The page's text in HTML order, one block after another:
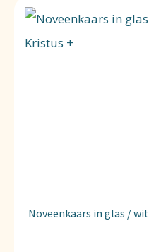
Noveenkaars in glas /